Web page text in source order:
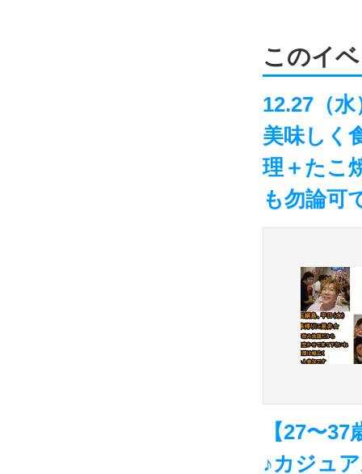
このイ
12.27（
美味しく
理＋たこ
も勿論可
【27〜
♪カジュ